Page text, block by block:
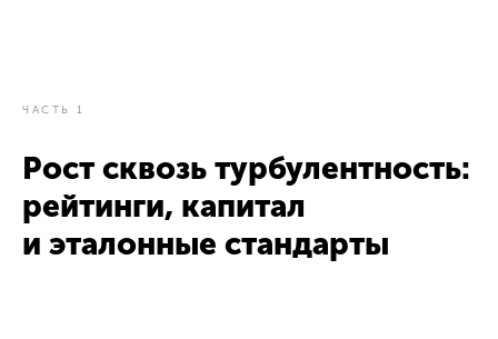
ЧАСТЬ 1
Рост сквозь турбулентность:
рейтинги, капитал
и эталонные стандарты